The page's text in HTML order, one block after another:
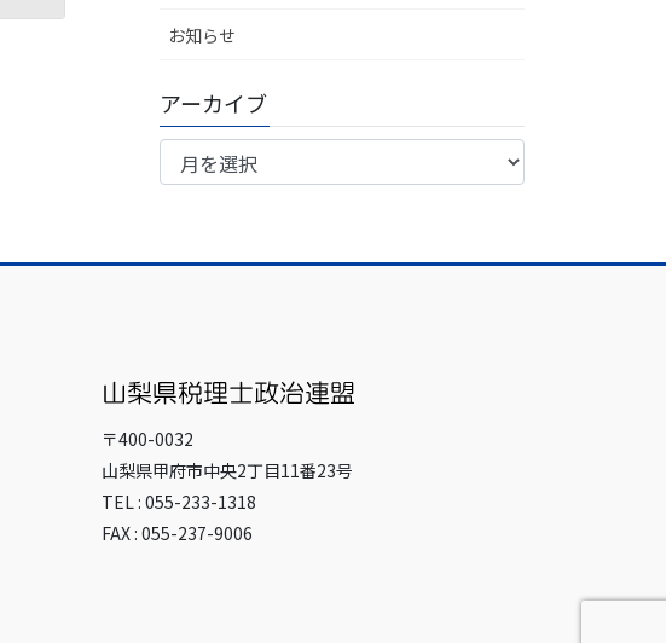
お知らせ
アーカイブ
ア
ブ
〒400-0032
山梨県甲府市中央2丁目11番23号
TEL : 055-233-1318
FAX : 055-237-9006